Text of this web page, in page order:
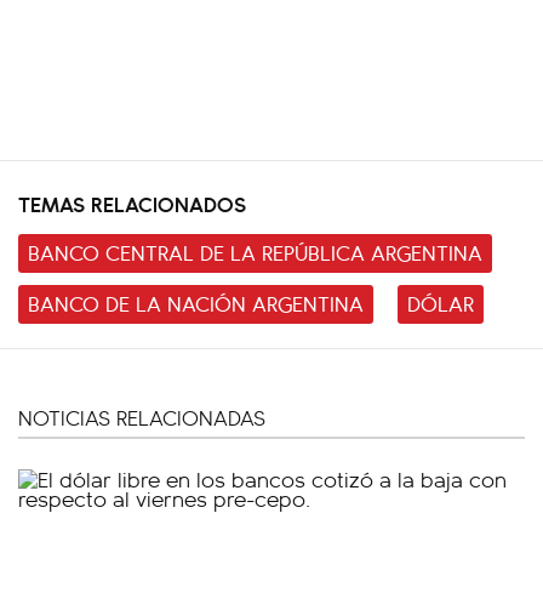
TEMAS RELACIONADOS
BANCO CENTRAL DE LA REPÚBLICA ARGENTINA
BANCO DE LA NACIÓN ARGENTINA
DÓLAR
NOTICIAS RELACIONADAS